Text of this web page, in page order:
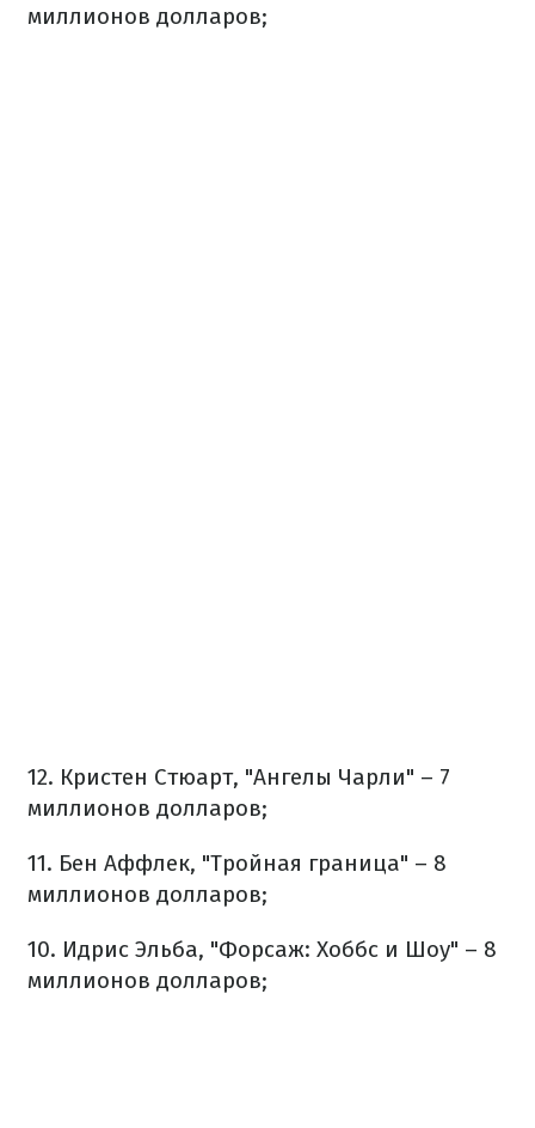
миллионов долларов;
12. Кристен Стюарт, "Ангелы Чарли" – 7
миллионов долларов;
11. Бен Аффлек, "Тройная граница" – 8
миллионов долларов;
10. Идрис Эльба, "Форсаж: Хоббс и Шоу" – 8
миллионов долларов;